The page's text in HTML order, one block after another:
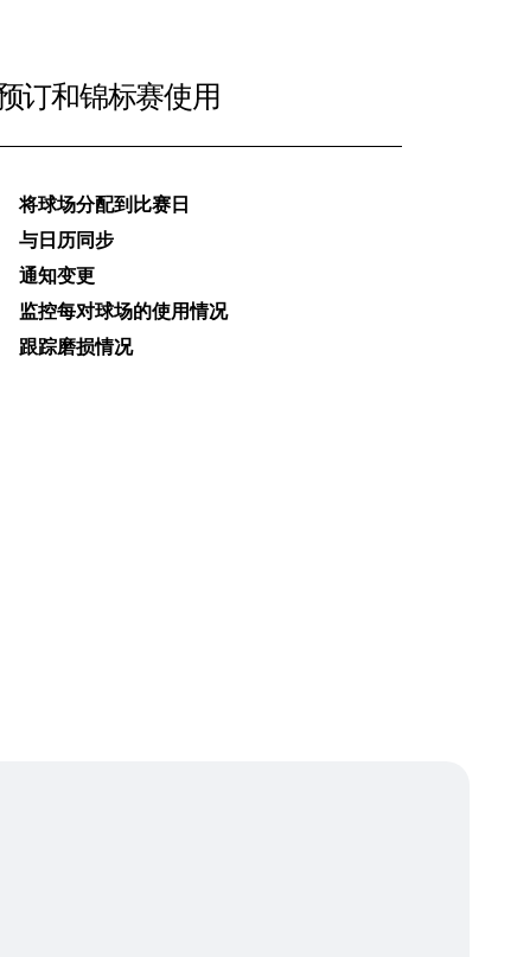
订和锦标赛使用
将球场分配到比赛日
与日历同步
通知变更
监控每对球场的使用情况
跟踪磨损情况